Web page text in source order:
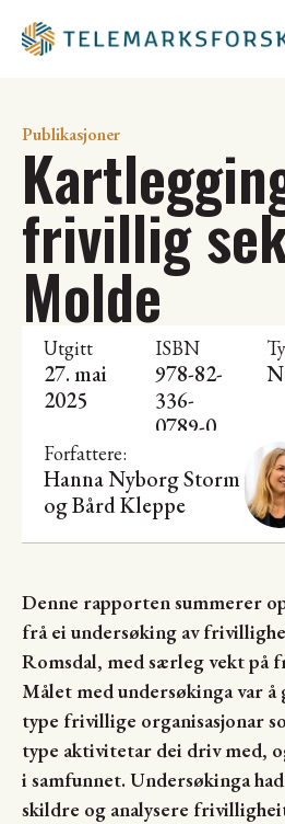
Publikasjoner
frivillig
Molde
Utgitt
27. mai
2025
ISBN
978-82-
336-
0789-0
Forfattere:
Hanna Nyborg Storm
ogBård Kleppe
Denne rapporten summerer
frå ei undersøking av
Romsdal, med særleg vekt på
Målet med undersøkinga var
type frivillige organisasjonar
type aktivitetar dei driv med,
i samfunnet. Undersøkinga
skildre og analysere